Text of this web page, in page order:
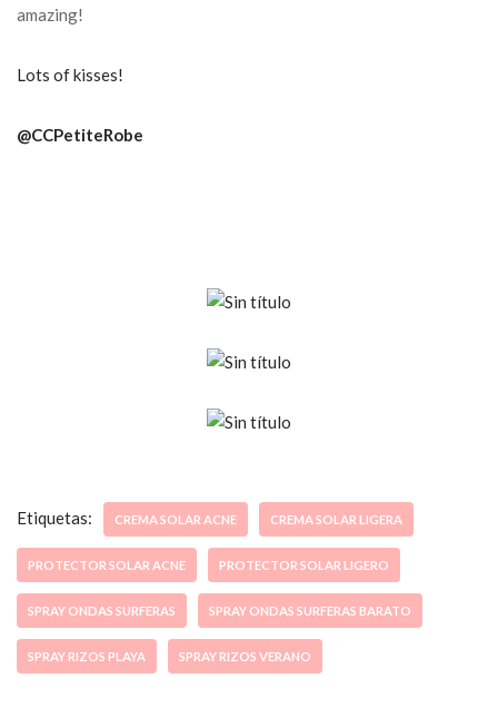
amazing!
Lots of kisses!
@CCPetiteRobe
Etiquetas: CREMA SOLAR ACNE CREMA SOLAR LIGERA
PROTECTOR SOLAR ACNE PROTECTOR SOLAR LIGERO
SPRAY ONDAS SURFERAS SPRAY ONDAS SURFERAS BARATO
SPRAY RIZOS PLAYA SPRAY RIZOS VERANO